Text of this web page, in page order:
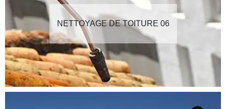
NETTOYAGE DE TOITURE 06